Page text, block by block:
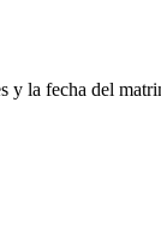
y la fecha del